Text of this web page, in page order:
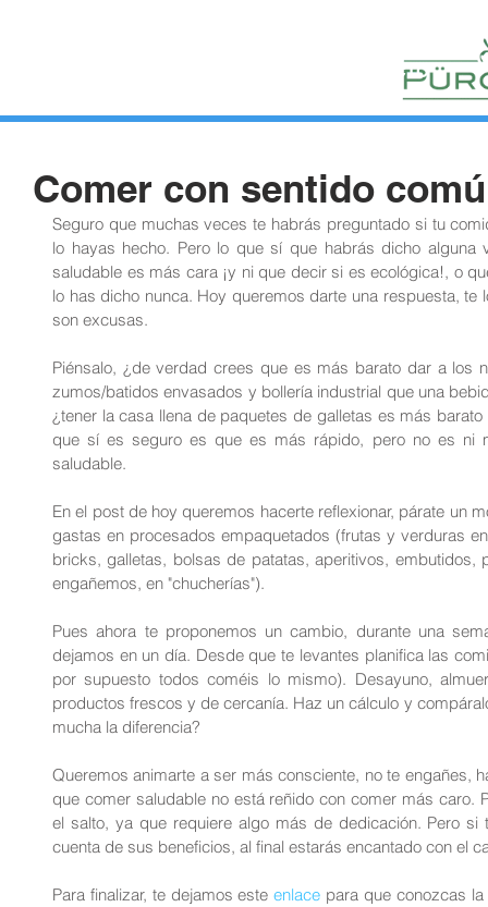
CONTACTO
Comer con sentido
Seguro que muchas veces te habrás preguntado si tu
lo hayas hecho. Pero lo que sí que habrás dicho alguna
saludable es más cara ¡y ni que decir si es ecológica!, o
lo has dicho nunca. Hoy queremos darte una respuesta, te
son excusas.
Piénsalo, ¿de verdad crees que es más barato dar a los
zumos/batidos envasados y bollería industrial que una
¿tener la casa llena de paquetes de galletas es más
que sí es seguro es que es más rápido, pero no es ni
saludable.
En el post de hoy queremos hacerte reflexionar, párate un
gastas en procesados empaquetados (frutas y verduras
bricks, galletas, bolsas de patatas, aperitivos, embutidos,
engañemos, en "chucherías").
Pues ahora te proponemos un cambio, durante una
dejamos en un día. Desde que te levantes planifica las
por supuesto todos coméis lo mismo). Desayuno,
productos frescos y de cercanía. Haz un cálculo y
mucha la diferencia?
Queremos animarte a ser más consciente, no te engañes,
que comer saludable no está reñido con comer más caro.
el salto, ya que requiere algo más de dedicación. Pero
cuenta de sus beneficios, al final estarás encantado con el
Para finalizar, te dejamos este enlace para que conozcas